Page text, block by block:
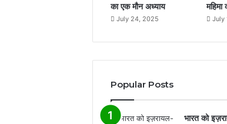
का एक मौन अध्याय
July 24, 2025 July
Popular Posts
भारत को